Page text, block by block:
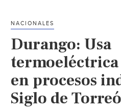
NACIONALES
Durango: Usa
en procesos
Siglo de